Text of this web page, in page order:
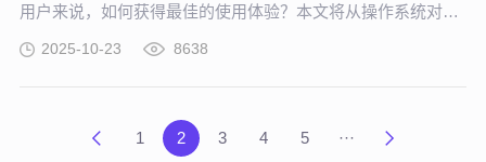
用户来说，如何获得最佳的使用体验？本文将从操作系统对
提供一些相关建议。
2025-10-23 8638
1 2 3 4 5 ···